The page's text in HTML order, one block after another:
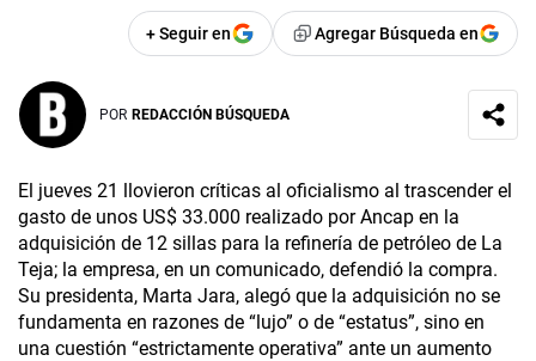
+ Seguir en Agregar Búsqueda en
POR REDACCIÓN BÚSQUEDA
El jueves 21 llovieron críticas al oficialismo al trascender el
gasto de unos US$ 33.000 realizado por Ancap en la
adquisición de 12 sillas para la refinería de petróleo de La
Teja; la empresa, en un comunicado, defendió la compra.
Su presidenta, Marta Jara, alegó que la adquisición no se
fundamenta en razones de “lujo” o de “estatus”, sino en
una cuestión “estrictamente operativa” ante un aumento